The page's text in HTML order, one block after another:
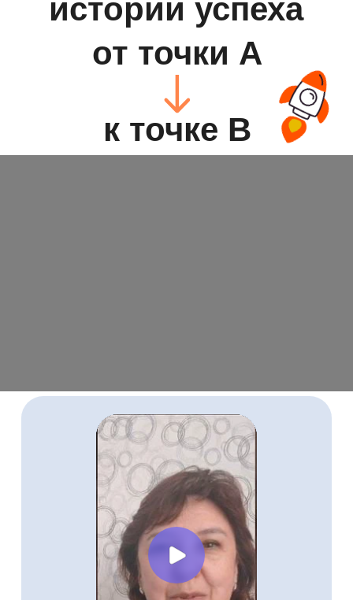
Тратила много времени на
ручную подготовку
Применяет нейросети и
интерактивные приёмы
Ведёт занятия онлайн и
чувствует уверенность
Получает удовольствие от
Нурья Зуфаровна
Логопед. Педагог с большим стажем